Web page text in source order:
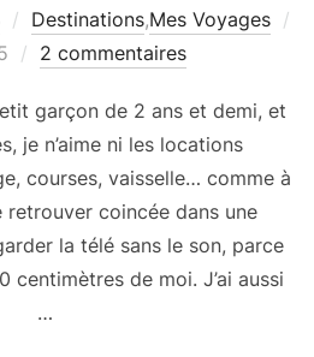
Destinations,Mes Voyages
2 commentaires
garçon de 2 ans et demi, et
je n’aime ni les locations
courses, vaisselle… comme à
coincée dans une
la télé sans le son, parce
de moi. J’ai aussi
…